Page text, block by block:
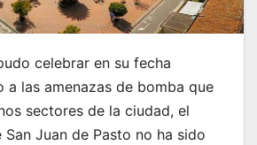
celebrar en su fecha
a las amenazas de bomba que
sectores de la ciudad, el
San Juan de Pasto no ha sido